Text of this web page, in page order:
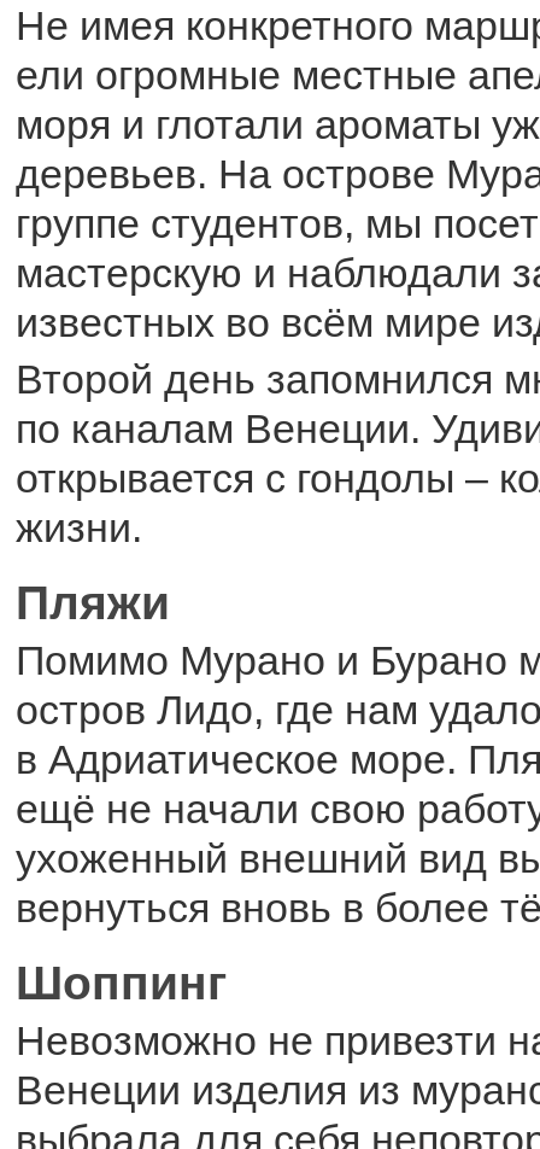
Не имея конкретного
ели огромные местные
моря и глотали ароматы
деревьев. На острове
группе студентов, мы
мастерскую и наблюдали
известных во всём мире
Второй день запомнился
по каналам Венеции.
открывается с гондолы –
жизни.
Пляжи
Помимо Мурано и Бурано
остров Лидо, где нам
в Адриатическое море.
ещё не начали свою
ухоженный внешний вид
вернуться вновь в более
Шоппинг
Невозможно не привезти
Венеции изделия из
выбрала для себя